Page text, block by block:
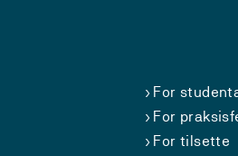
For
For
For tilsette